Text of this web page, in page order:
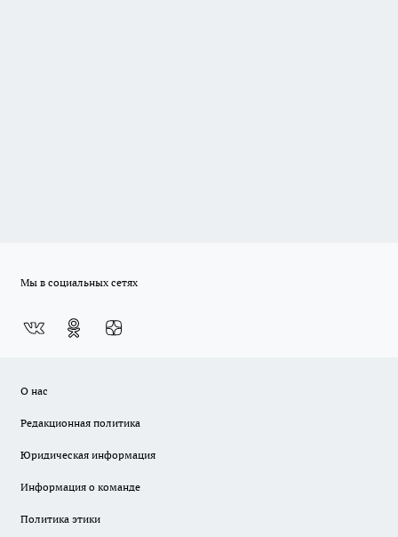
Мы в социальных сетях
О нас
Редакционная политика
Юридическая информация
Информация о команде
Политика этики